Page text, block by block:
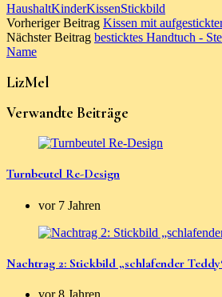
HaushaltKinderKissenStickbild
Vorheriger Beitrag Kissen mit
Nächster Beitrag besticktes Handtuch -
Name
LizMel
Verwandte Beiträge
Turnbeutel Re-Design
vor 7 Jahren
Nachtrag 2: Stickbild „schlafender
vor 8 Jahren